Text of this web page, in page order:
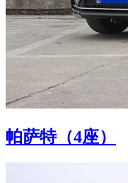
帕萨特（4座）